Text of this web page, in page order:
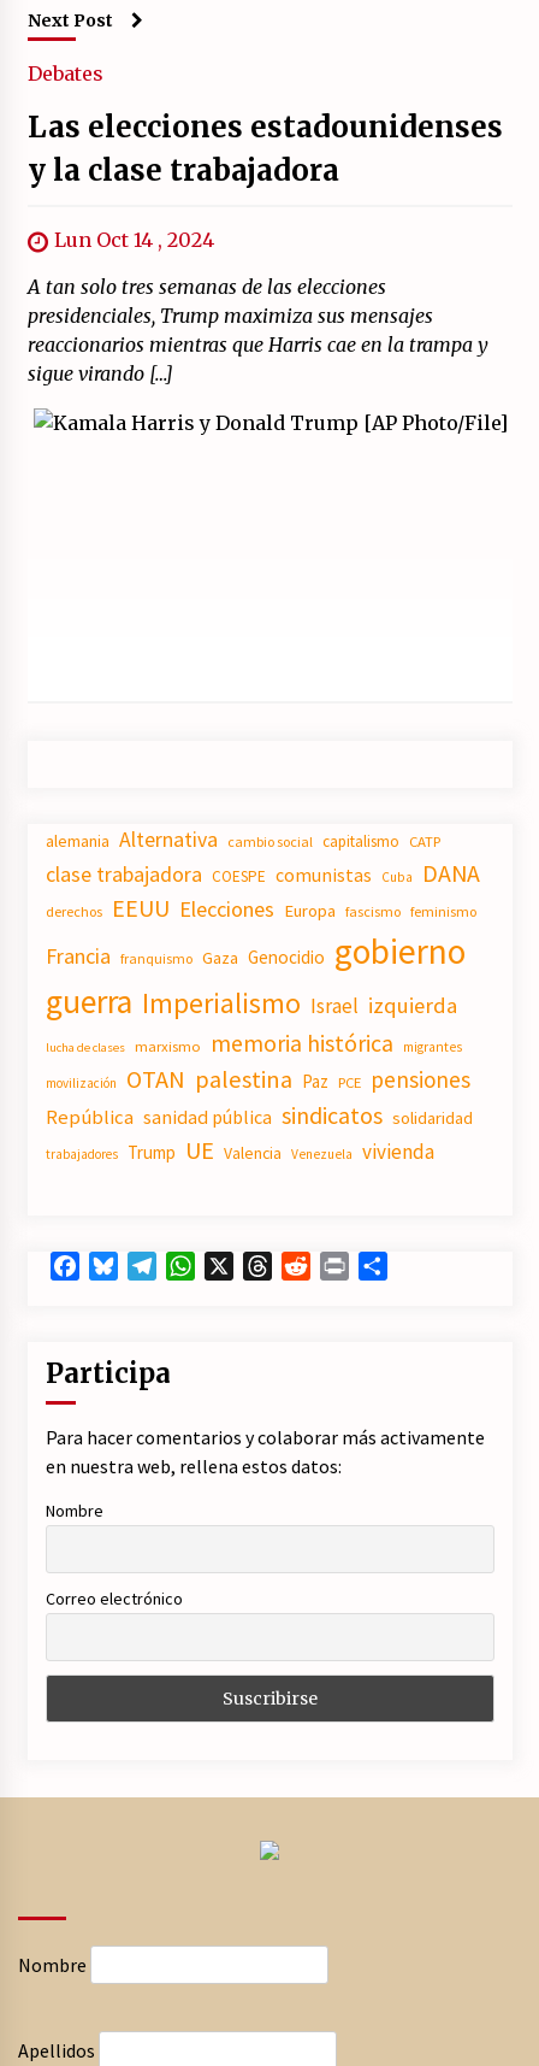
Next Post
Debates
Las elecciones estadounidenses
y la clase trabajadora
Lun Oct 14 , 2024
A tan solo tres semanas de las elecciones
presidenciales, Trump maximiza sus mensajes
reaccionarios mientras que Harris cae en la trampa y
sigue virando […]
alemania Alternativa cambio social capitalismo CATP
clase trabajadora COESPE comunistas Cuba DANA
derechos EEUU Elecciones Europa fascismo feminismo
Francia franquismo Gaza Genocidio gobierno
guerra Imperialismo Israel izquierda
lucha de clases marxismo memoria histórica migrantes
movilización OTAN palestina Paz PCE pensiones
República sanidad pública sindicatos solidaridad
trabajadores Trump UE Valencia Venezuela vivienda
FacebookBlueskyTelegramWhatsApp ThreadsRedditPrint
Participa
Para hacer comentarios y colaborar más activamente
en nuestra web, rellena estos datos:
Nombre
Correo electrónico
Nombre
Apellidos